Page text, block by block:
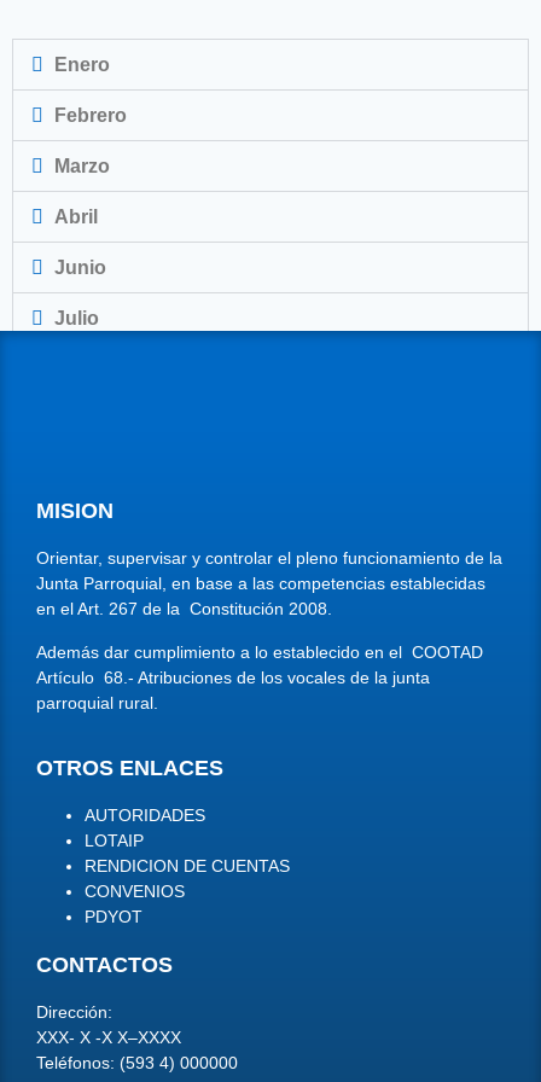
Enero
Febrero
Marzo
Abril
Junio
Julio
MISION
Orientar, supervisar y controlar el pleno funcionamiento de la
Junta Parroquial, en base a las competencias establecidas
en el Art. 267 de la Constitución 2008.
Además dar cumplimiento a lo establecido en el COOTAD
Artículo 68.- Atribuciones de los vocales de la junta
parroquial rural.
OTROS ENLACES
AUTORIDADES
LOTAIP
RENDICION DE CUENTAS
CONVENIOS
PDYOT
CONTACTOS
Dirección:
XXX- X -X X–XXXX
Teléfonos: (593 4) 000000